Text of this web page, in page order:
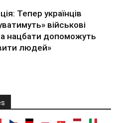
Тепер українців
військові
нацбати допоможуть
людей»